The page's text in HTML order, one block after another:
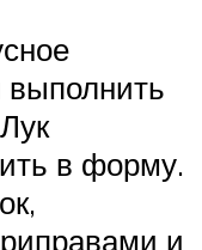
выполнить
в форму.
и